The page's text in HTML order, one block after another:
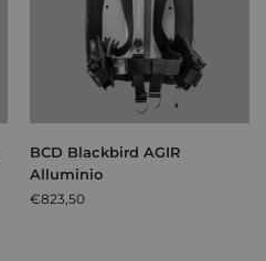
BCD Blackbird AGIR
Alluminio
€823,50